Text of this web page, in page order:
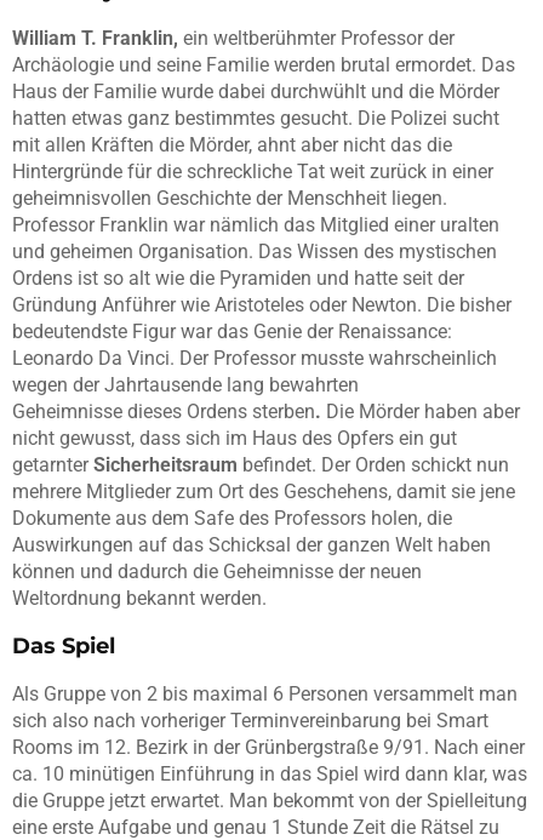
William T. Franklin, ein weltberühmter Professor der
Archäologie und seine Familie werden brutal ermordet. Das
Haus der Familie wurde dabei durchwühlt und die Mörder
hatten etwas ganz bestimmtes gesucht. Die Polizei sucht
mit allen Kräften die Mörder, ahnt aber nicht das die
Hintergründe für die schreckliche Tat weit zurück in einer
geheimnisvollen Geschichte der Menschheit liegen.
Professor Franklin war nämlich das Mitglied einer uralten
und geheimen Organisation. Das Wissen des mystischen
Ordens ist so alt wie die Pyramiden und hatte seit der
Gründung Anführer wie Aristoteles oder Newton. Die bisher
bedeutendste Figur war das Genie der Renaissance:
Leonardo Da Vinci. Der Professor musste wahrscheinlich
wegen der Jahrtausende lang bewahrten
Geheimnisse dieses Ordens sterben. Die Mörder haben aber
nicht gewusst, dass sich im Haus des Opfers ein gut
getarnterSicherheitsraum befindet. Der Orden schickt nun
mehrere Mitglieder zum Ort des Geschehens, damit sie jene
Dokumente aus dem Safe des Professors holen, die
Auswirkungen auf das Schicksal der ganzen Welt haben
können und dadurch die Geheimnisse der neuen
Weltordnung bekannt werden.
Das Spiel
Als Gruppe von 2 bis maximal 6 Personen versammelt man
sich also nach vorheriger Terminvereinbarung bei Smart
Rooms im 12. Bezirk in der Grünbergstraße 9/91. Nach einer
ca. 10 minütigen Einführung in das Spiel wird dann klar, was
die Gruppe jetzt erwartet. Man bekommt von der Spielleitung
eine erste Aufgabe und genau 1 Stunde Zeit die Rätsel zu